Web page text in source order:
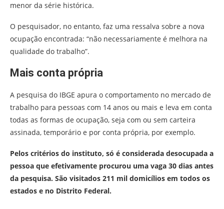
menor da série histórica.
O pesquisador, no entanto, faz uma ressalva sobre a nova
ocupação encontrada: “não necessariamente é melhora na
qualidade do trabalho”.
Mais conta própria
A pesquisa do IBGE apura o comportamento no mercado de
trabalho para pessoas com 14 anos ou mais e leva em conta
todas as formas de ocupação, seja com ou sem carteira
assinada, temporário e por conta própria, por exemplo.
Pelos critérios do instituto, só é considerada desocupada a
pessoa que efetivamente procurou uma vaga 30 dias antes
da pesquisa. São visitados 211 mil domicílios em todos os
estados e no Distrito Federal.